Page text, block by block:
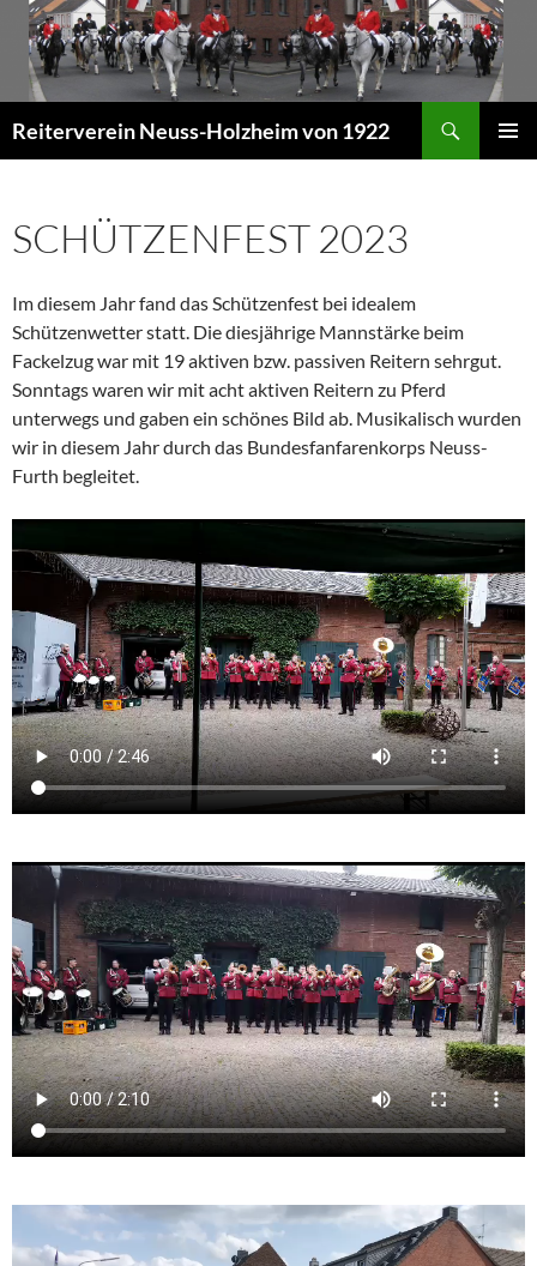
Zum
Inhalt
springen
Reiterverein Neuss-Holzheim von 1922
SCHÜTZENFEST 2023
Im diesem Jahr fand das Schützenfest bei idealem
Schützenwetter statt. Die diesjährige Mannstärke beim
Fackelzug war mit 19 aktiven bzw. passiven Reitern sehrgut.
Sonntags waren wir mit acht aktiven Reitern zu Pferd
unterwegs und gaben ein schönes Bild ab. Musikalisch wurden
wir in diesem Jahr durch das Bundesfanfarenkorps Neuss-
Furth begleitet.